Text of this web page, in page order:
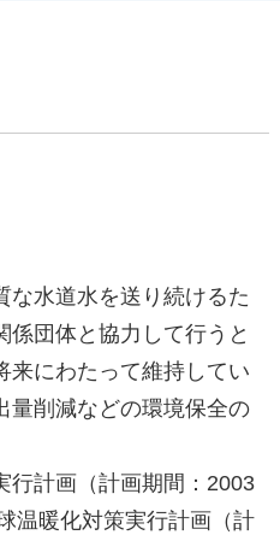
水道水を送り続けるた
係団体と協力して行うと
来にわたって維持してい
量削減などの環境保全の
計画（計画期間：2003
温暖化対策実行計画（計